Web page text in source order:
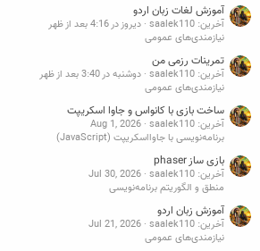
آموزش لغات زبان اردو
آخرین: saalek110
دیروز در 4:16 بعد از ظهر
نیازمندی‌های عمومی
تمرینات رزمی من
آخرین: saalek110
دوشنبه در 3:40 بعد از ظهر
نیازمندی‌های عمومی
ساخت بازی با کانواس و جاوا اسکریپت
آخرین: saalek110
Aug 1, 2026
برنامه‌نویسی با جاوااسکریپت (JavaScript)
بازی ساز phaser
آخرین: saalek110
Jul 30, 2026
منطق و الگوریتم برنامه‌نویسی
آموزش زبان اردو
آخرین: saalek110
Jul 21, 2026
نیازمندی‌های عمومی